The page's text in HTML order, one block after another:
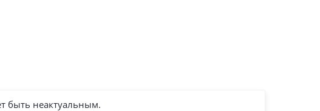
быть неактуальным.